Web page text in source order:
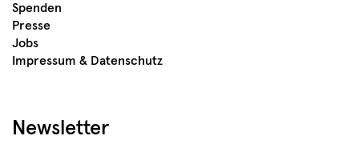
Spenden
Presse
Jobs
Impressum & Datenschutz
Newsletter